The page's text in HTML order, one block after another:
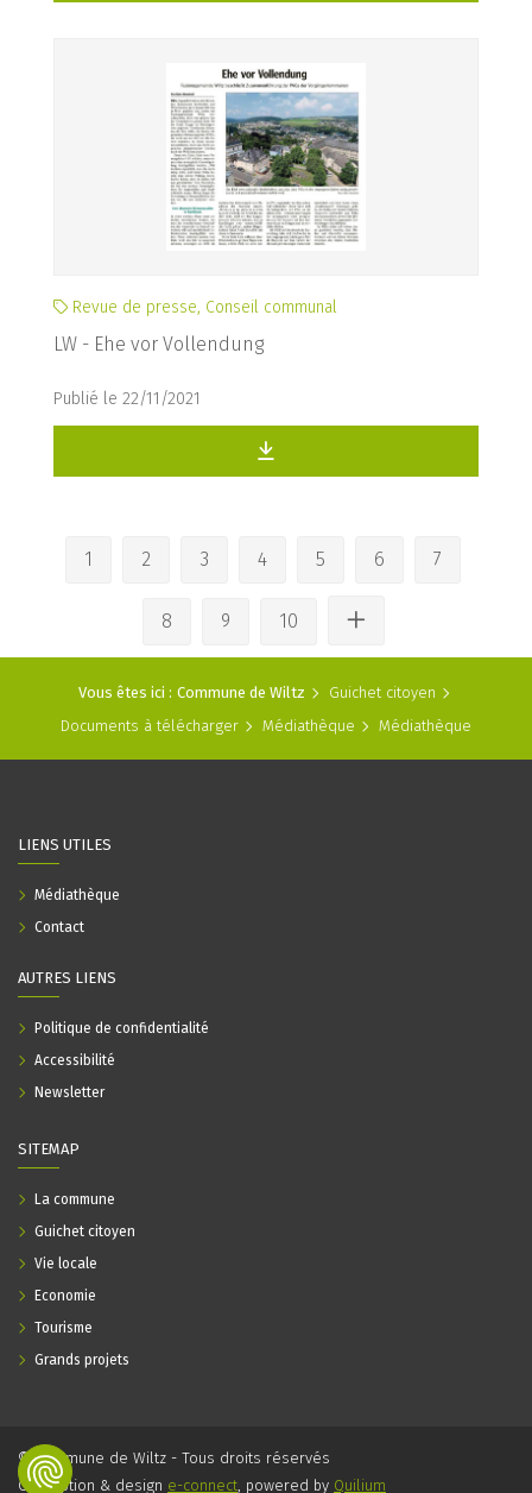
Revue de presse, Conseil communal
LW - Ehe vor Vollendung
Publié le 22/11/2021
1 2 3 4 5 6 7
8 9 10
Vous êtes ici : Commune de Wiltz
Guichet citoyen
Documents à télécharger
Médiathèque Médiathèque
SITEMAP
La commune
Guichet citoyen
Vie locale
Economie
Tourisme
Grands projets
LIENS UTILES
Médiathèque
Contact
AUTRES LIENS
Politique de confidentialité
Accessibilité
Newsletter
© Commune de Wiltz - Tous droits réservés
Conception & design e-connect, powered by Quilium